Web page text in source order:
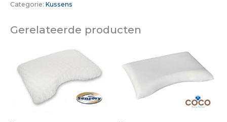
Categorie: Kussens
Gerelateerde producten